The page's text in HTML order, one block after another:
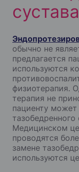
сустава
обычно не
предлагается
используются
физиотерапия.
терапия не
пациенту может
Медицинском
проводятся
замене
используются